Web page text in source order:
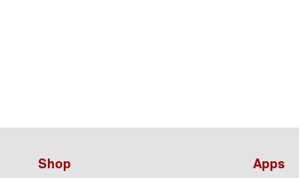
Shop
Apps